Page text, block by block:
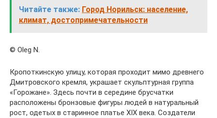
Читайте также: Город Норильск: население,
климат, достопримечательности
© Oleg N.
Кропоткинскую улицу, которая проходит мимо древнего
Дмитровского кремля, украшает скульптурная группа
«Горожане». Здесь почти в середине брусчатки
расположены бронзовые фигуры людей в натуральный
рост, одетых в старинное платье XIX века. Создатели